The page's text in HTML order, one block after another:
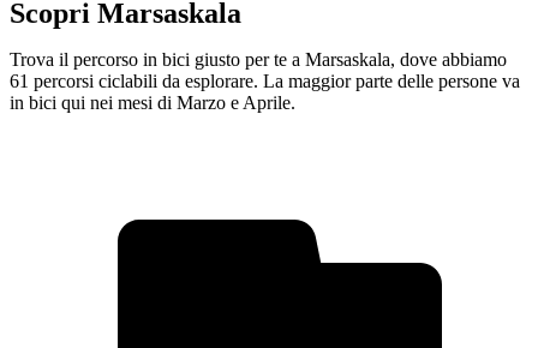
Scopri Marsaskala
Trova il percorso in bici giusto per te a Marsaskala, dove abbiamo
61 percorsi ciclabili da esplorare. La maggior parte delle persone va
in bici qui nei mesi di Marzo e Aprile.